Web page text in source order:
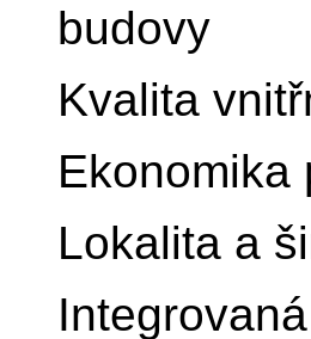
budovy
Kvalita
Ekonomika
Lokalita a